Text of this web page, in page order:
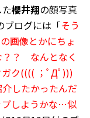
櫻井翔の顔写真
ブログには「そう
画像とかにちょ
？ なんとなく
ク(((( ；ﾟДﾟ)))
したかったんだ
プしようかな…似